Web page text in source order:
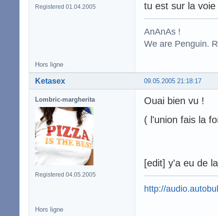
Registered 01.04.2005 tu est sur la
AnAnAs !
We are Penguin.
Hors ligne
09.05.2005 21:18:17
Ketasex
Lombric-margherita
Registered 04.05.2005
Ouai bien vu !
( l'union fais la
[edit] y'a eu de
http://
Hors ligne